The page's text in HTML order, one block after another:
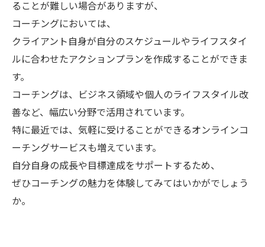
ることが難しい場合がありますが、
コーチングにおいては、
クライアント自身が自分のスケジュールやライフスタイ
ルに合わせたアクションプランを作成することができま
す。
コーチングは、ビジネス領域や個人のライフスタイル改
善など、幅広い分野で活用されています。
特に最近では、気軽に受けることができるオンラインコ
ーチングサービスも増えています。
自分自身の成長や目標達成をサポートするため、
ぜひコーチングの魅力を体験してみてはいかがでしょう
か。